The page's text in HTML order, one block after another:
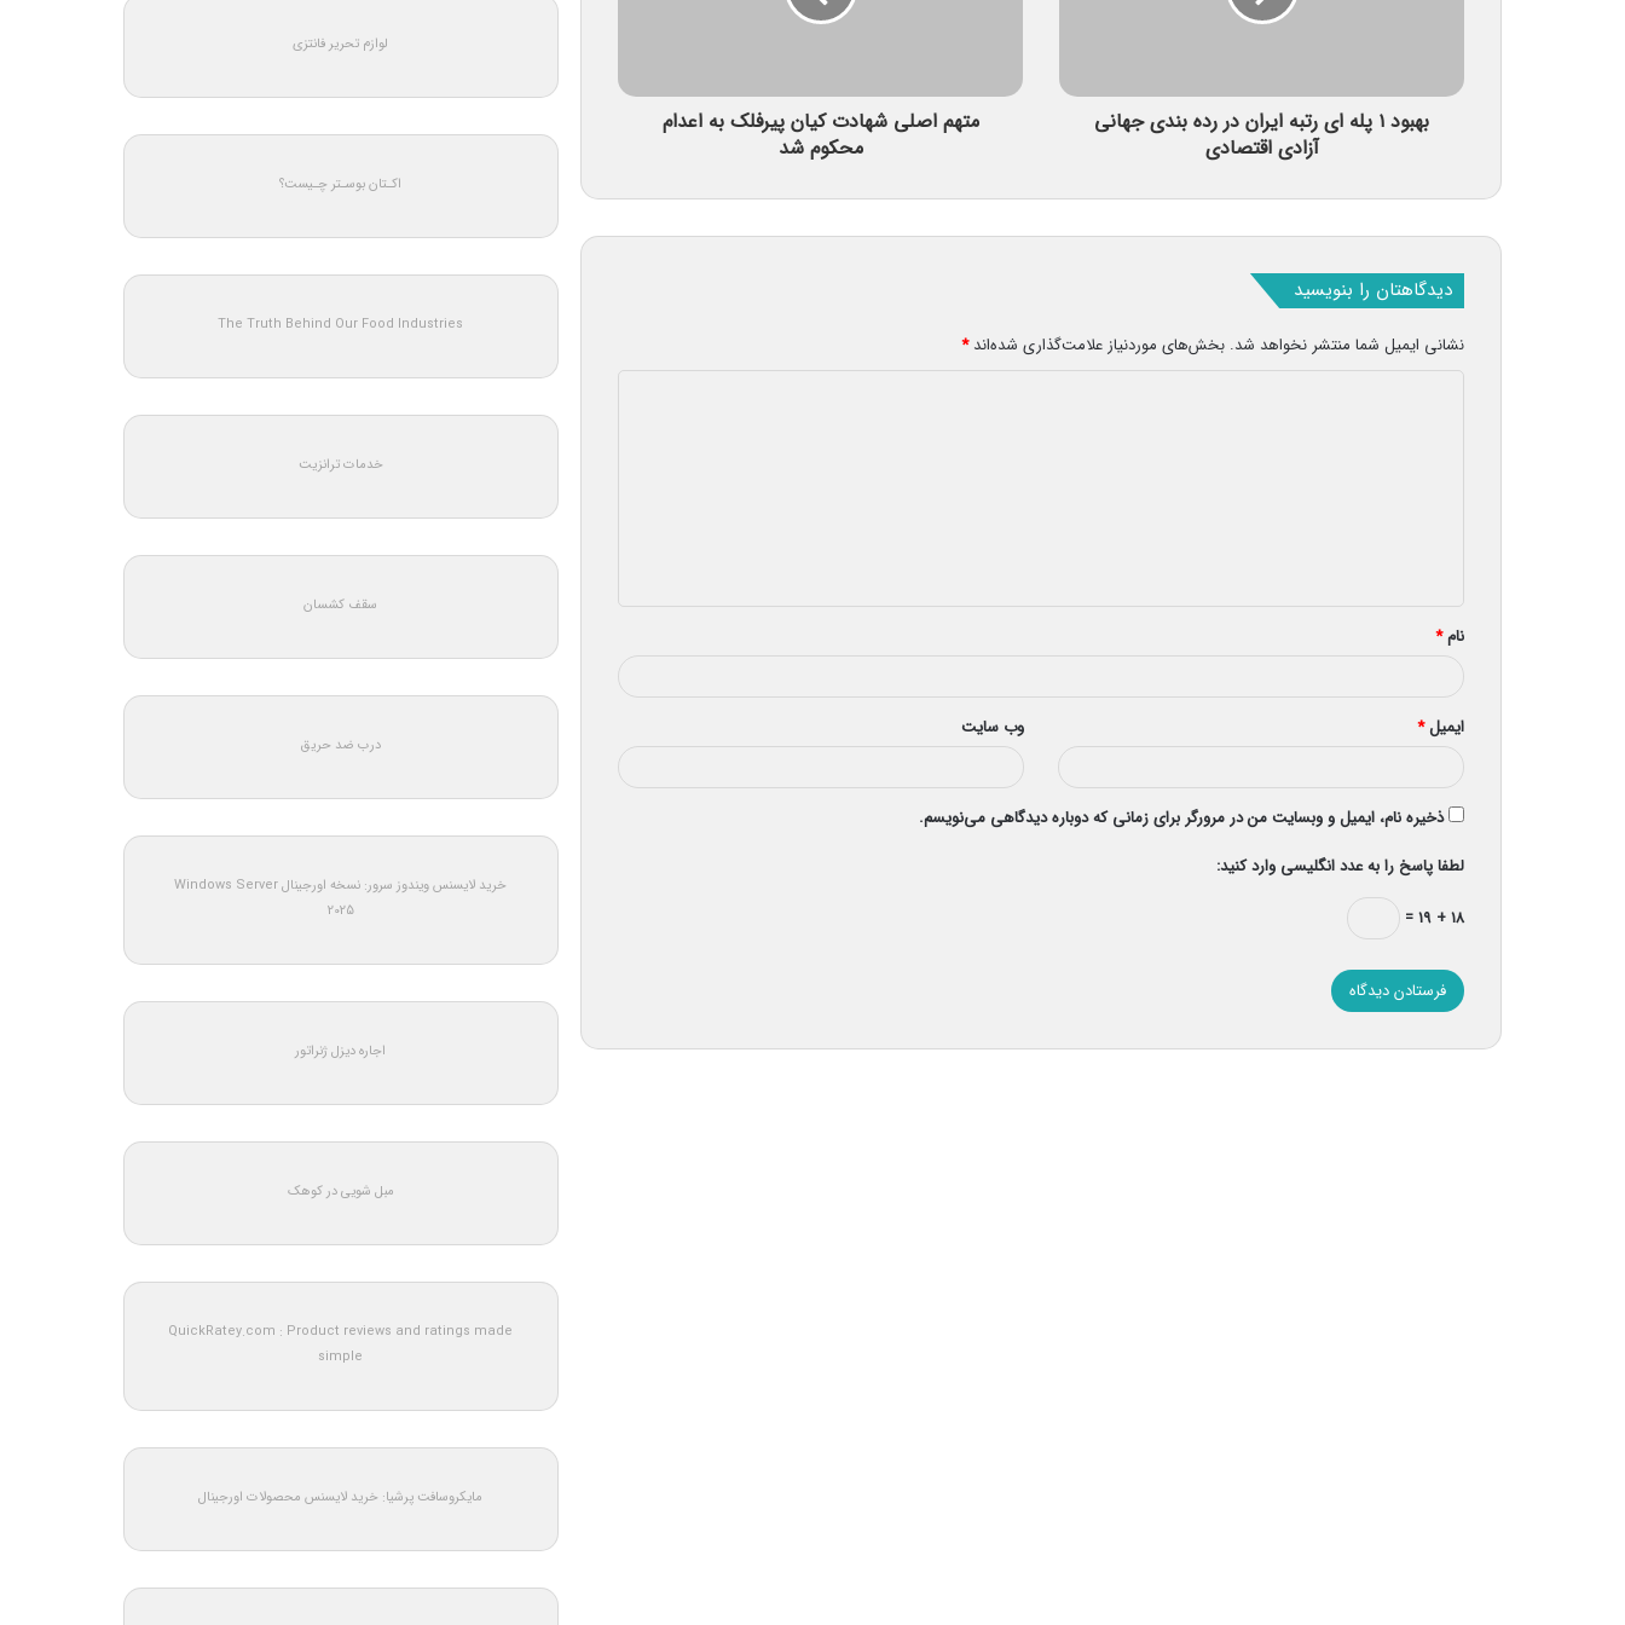
بهبود ۱ پله ای رتبه ایران در رده بندی جهانی
آزادی اقتصادی
متهم اصلی شهادت کیان پیرفلک به اعدام
محکوم شد
دیدگاهتان را بنویسید
نشانی ایمیل شما منتشر نخواهد شد. بخش‌های موردنیاز علامت‌گذاری شده‌اند*
*
نام*
ایمیل* وب‌ سایت
ذخیره نام، ایمیل و وبسایت من در مرورگر برای زمانی که دوباره دیدگاهی می‌نویسم.
لطفا پاسخ را به عدد انگلیسی وارد کنید:
۱۸ + ۱۹ =
لوازم تحریر فانتزی
اکـتان بوسـتر چـیست؟
The Truth Behind Our Food Industries
خدمات ترانزیت
سقف کشسان
درب ضد حریق
خرید لایسنس ویندوز سرور: نسخه اورجینال Windows Server
2025
اجاره دیزل ژنراتور
مبل شویی در کوهک
QuickRatey.com : Product reviews and ratings made
simple
مایکروسافت پرشیا: خرید لایسنس محصولات اورجینال